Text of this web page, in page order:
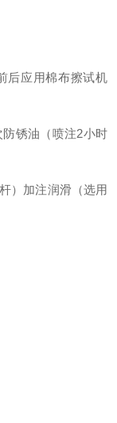
后应用棉布擦试机
锈油（喷注2小时
）加注润滑（选用